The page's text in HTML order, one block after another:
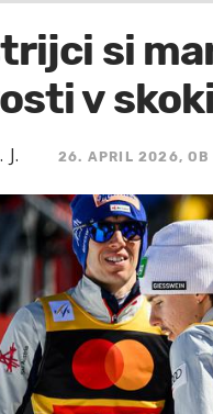
si
v
J. 26. APRIL 2026, OB